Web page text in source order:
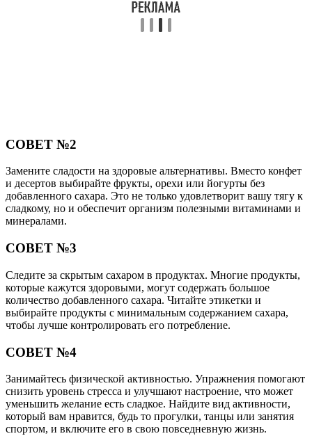
СОВЕТ №2
Замените сладости на здоровые альтернативы. Вместо конфет
и десертов выбирайте фрукты, орехи или йогурты без
добавленного сахара. Это не только удовлетворит вашу тягу к
сладкому, но и обеспечит организм полезными витаминами и
минералами.
СОВЕТ №3
Следите за скрытым сахаром в продуктах. Многие продукты,
которые кажутся здоровыми, могут содержать большое
количество добавленного сахара. Читайте этикетки и
выбирайте продукты с минимальным содержанием сахара,
чтобы лучше контролировать его потребление.
СОВЕТ №4
Занимайтесь физической активностью. Упражнения помогают
снизить уровень стресса и улучшают настроение, что может
уменьшить желание есть сладкое. Найдите вид активности,
который вам нравится, будь то прогулки, танцы или занятия
спортом, и включите его в свою повседневную жизнь.